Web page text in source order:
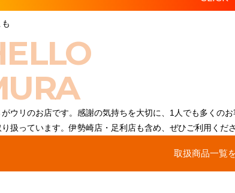
ウリのお店です。感謝の気持ちを大切に、1人でも多くの
扱っています。伊勢崎店・足利店も含め、ぜひご利用くださ
取扱商品一覧